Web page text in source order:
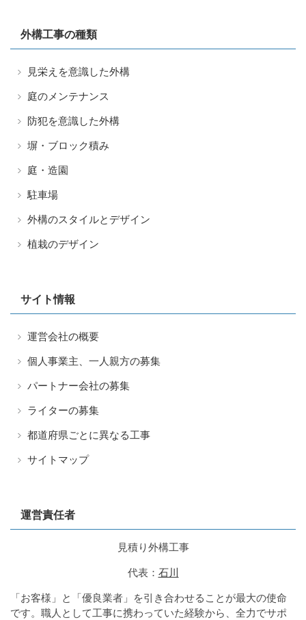
外構工事の種類
見栄えを意識した外構
庭のメンテナンス
防犯を意識した外構
塀・ブロック積み
庭・造園
駐車場
外構のスタイルとデザイン
植栽のデザイン
サイト情報
運営会社の概要
個人事業主、一人親方の募集
パートナー会社の募集
ライターの募集
都道府県ごとに異なる工事
サイトマップ
運営責任者
見積り外構工事
代表： 石川
「お客様」と「優良業者」を引き合わせることが最大の使命
です。職人として工事に携わっていた経験から、全力でサポ